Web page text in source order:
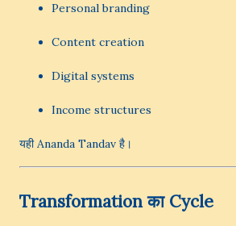
Personal branding
Content creation
Digital systems
Income structures
यही Ananda Tandav है।
Transformation का Cycle